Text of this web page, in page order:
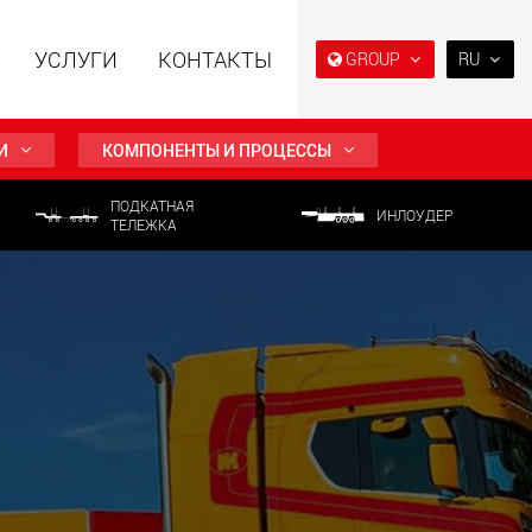
GROUP
прицепы с Специальные прицепы
Электрические
транспортные средства с
аккумуляторным
питанием и
грузоподъёмностью от 5 т
www.morello.eu.com
RU
IT
RU
PL
日本
PT
УСЛУГИ КОНТАКТЫ
КОМПОНЕНТЫ И ПРОЦЕССЫ
ПОДКАТНАЯ
ТЕЛЕЖКА
ИНЛОУДЕР